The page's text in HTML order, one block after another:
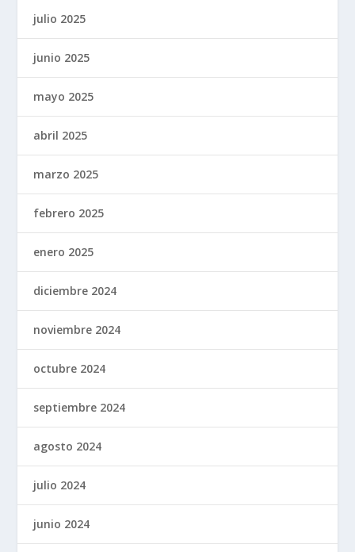
julio 2025
junio 2025
mayo 2025
abril 2025
marzo 2025
febrero 2025
enero 2025
diciembre 2024
noviembre 2024
octubre 2024
septiembre 2024
agosto 2024
julio 2024
junio 2024